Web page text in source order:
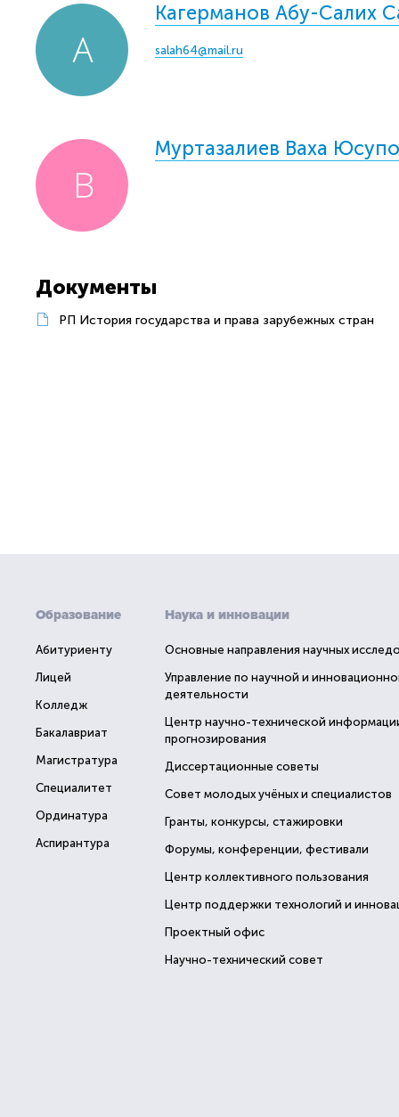
Кагерманов Абу-Салих
salah64@mail.ru
Муртазалиев Ваха
Документы
РП История государства и права зарубежных стран
Образование
Абитуриенту
Лицей
Колледж
Бакалавриат
Магистратура
Специалитет
Ординатура
Аспирантура
Наука и инновации
Основные направления научных
Управление по научной и
деятельности
Центр научно-технической
прогнозирования
Диссертационные советы
Совет молодых учёных и специалистов
Гранты, конкурсы, стажировки
Форумы, конференции, фестивали
Центр коллективного пользования
Центр поддержки технологий и
Проектный офис
Научно-технический совет